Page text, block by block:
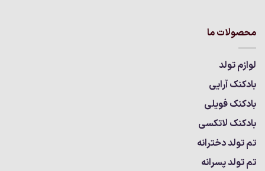
محصولات ما
لوازم تولد
بادکنک آرایی
بادکنک فویلی
بادکنک لاتکسی
تم تولد دخترانه
تم تولد پسرانه